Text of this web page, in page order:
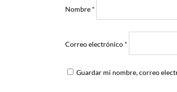
Nombre *
Correo electrónico *
Guardar mi nombre, correo